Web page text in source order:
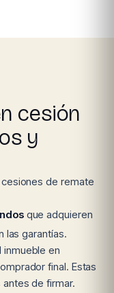
cesión
y
de remate
que adquieren
las garantías.
inmueble en
final. Estas
de firmar.